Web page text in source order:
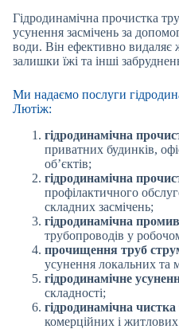
Гідродинамічна прочистка
усунення засмічень за
води. Він ефективно видаляє
залишки їжі та інші
Ми надаємо послуги
Лютіж:
гідродинамічна
приватних будинків,
об’єктів;
гідродинамічна
профілактичного
складних засмічень;
гідродинамічна
трубопроводів у
прочищення труб
усунення локальних та
гідродинамічне
складності;
гідродинамічна
комерційних і житлових